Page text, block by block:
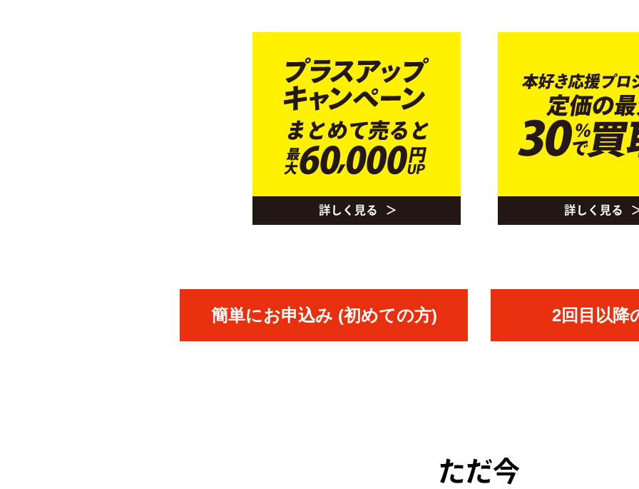
簡単にお申込み (初めての方) 2回目以降
ただ今